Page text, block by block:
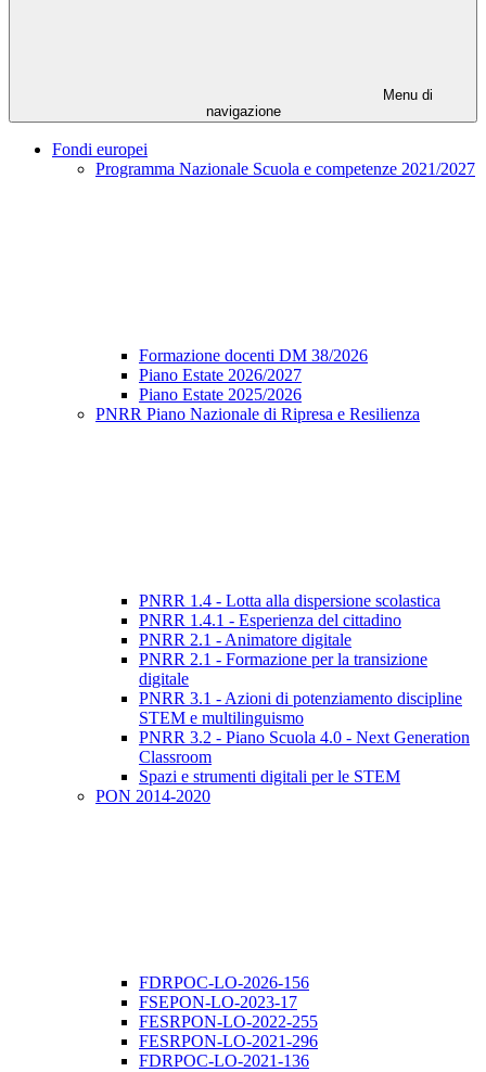
Menu di
navigazione
Fondi europei
Programma Nazionale Scuola e competenze 2021/2027
Formazione docenti DM 38/2026
Piano Estate 2026/2027
Piano Estate 2025/2026
PNRR Piano Nazionale di Ripresa e Resilienza
PNRR 1.4 - Lotta alla dispersione scolastica
PNRR 1.4.1 - Esperienza del cittadino
PNRR 2.1 - Animatore digitale
PNRR 2.1 - Formazione per la transizione
digitale
PNRR 3.1 - Azioni di potenziamento discipline
STEM e multilinguismo
PNRR 3.2 - Piano Scuola 4.0 - Next Generation
Classroom
Spazi e strumenti digitali per le STEM
PON 2014-2020
FDRPOC-LO-2026-156
FSEPON-LO-2023-17
FESRPON-LO-2022-255
FESRPON-LO-2021-296
FDRPOC-LO-2021-136